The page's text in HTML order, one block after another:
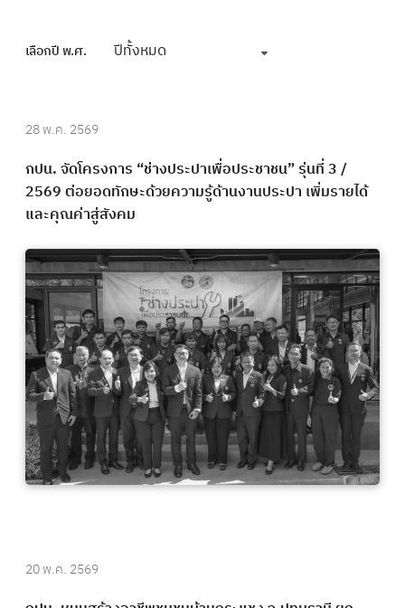
เลือกปี พ.ศ. ปีทั้งหมด
28 พ.ค. 2569
กปน. จัดโครงการ “ช่างประปาเพื่อประชาชน” รุ่นที่ 3 /
2569 ต่อยอดทักษะด้วยความรู้ด้านงานประปา เพิ่มรายได้
และคุณค่าสู่สังคม
20 พ.ค. 2569